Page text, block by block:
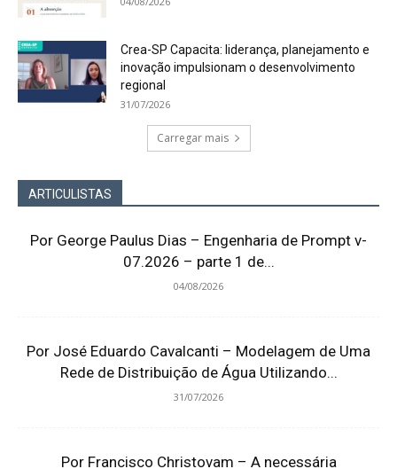
Crea-SP Capacita: liderança, planejamento e
inovação impulsionam o desenvolvimento
regional
31/07/2026
Carregar mais
ARTICULISTAS
Por George Paulus Dias – Engenharia de Prompt v-
07.2026 – parte 1 de...
04/08/2026
Por José Eduardo Cavalcanti – Modelagem de Uma
Rede de Distribuição de Água Utilizando...
31/07/2026
Por Francisco Christovam – A necessária